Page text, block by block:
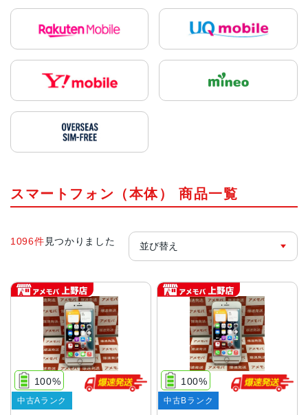
スマートフォン（本体） 商品一覧
1096件 見つかりました
100%
中古Aランク
100%
中古Bランク